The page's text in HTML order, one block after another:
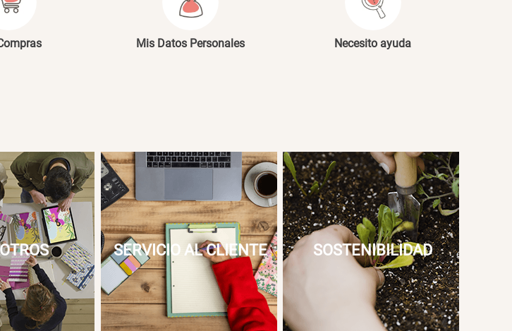
Mis Datos Personales Necesito ayuda
SERVICIO AL CLIENTE SOSTENIBILIDAD